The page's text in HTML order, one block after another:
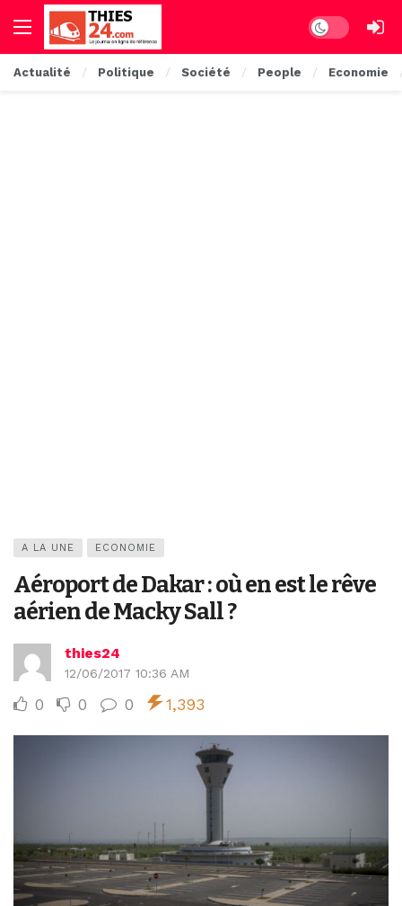
Dark mode
Actualité Politique Société People Economie
A LA UNE ECONOMIE
Aéroport de Dakar : où en est le rêve
aérien de Macky Sall ?
thies24
12/06/2017 10:36 AM
0 0 0 1,393